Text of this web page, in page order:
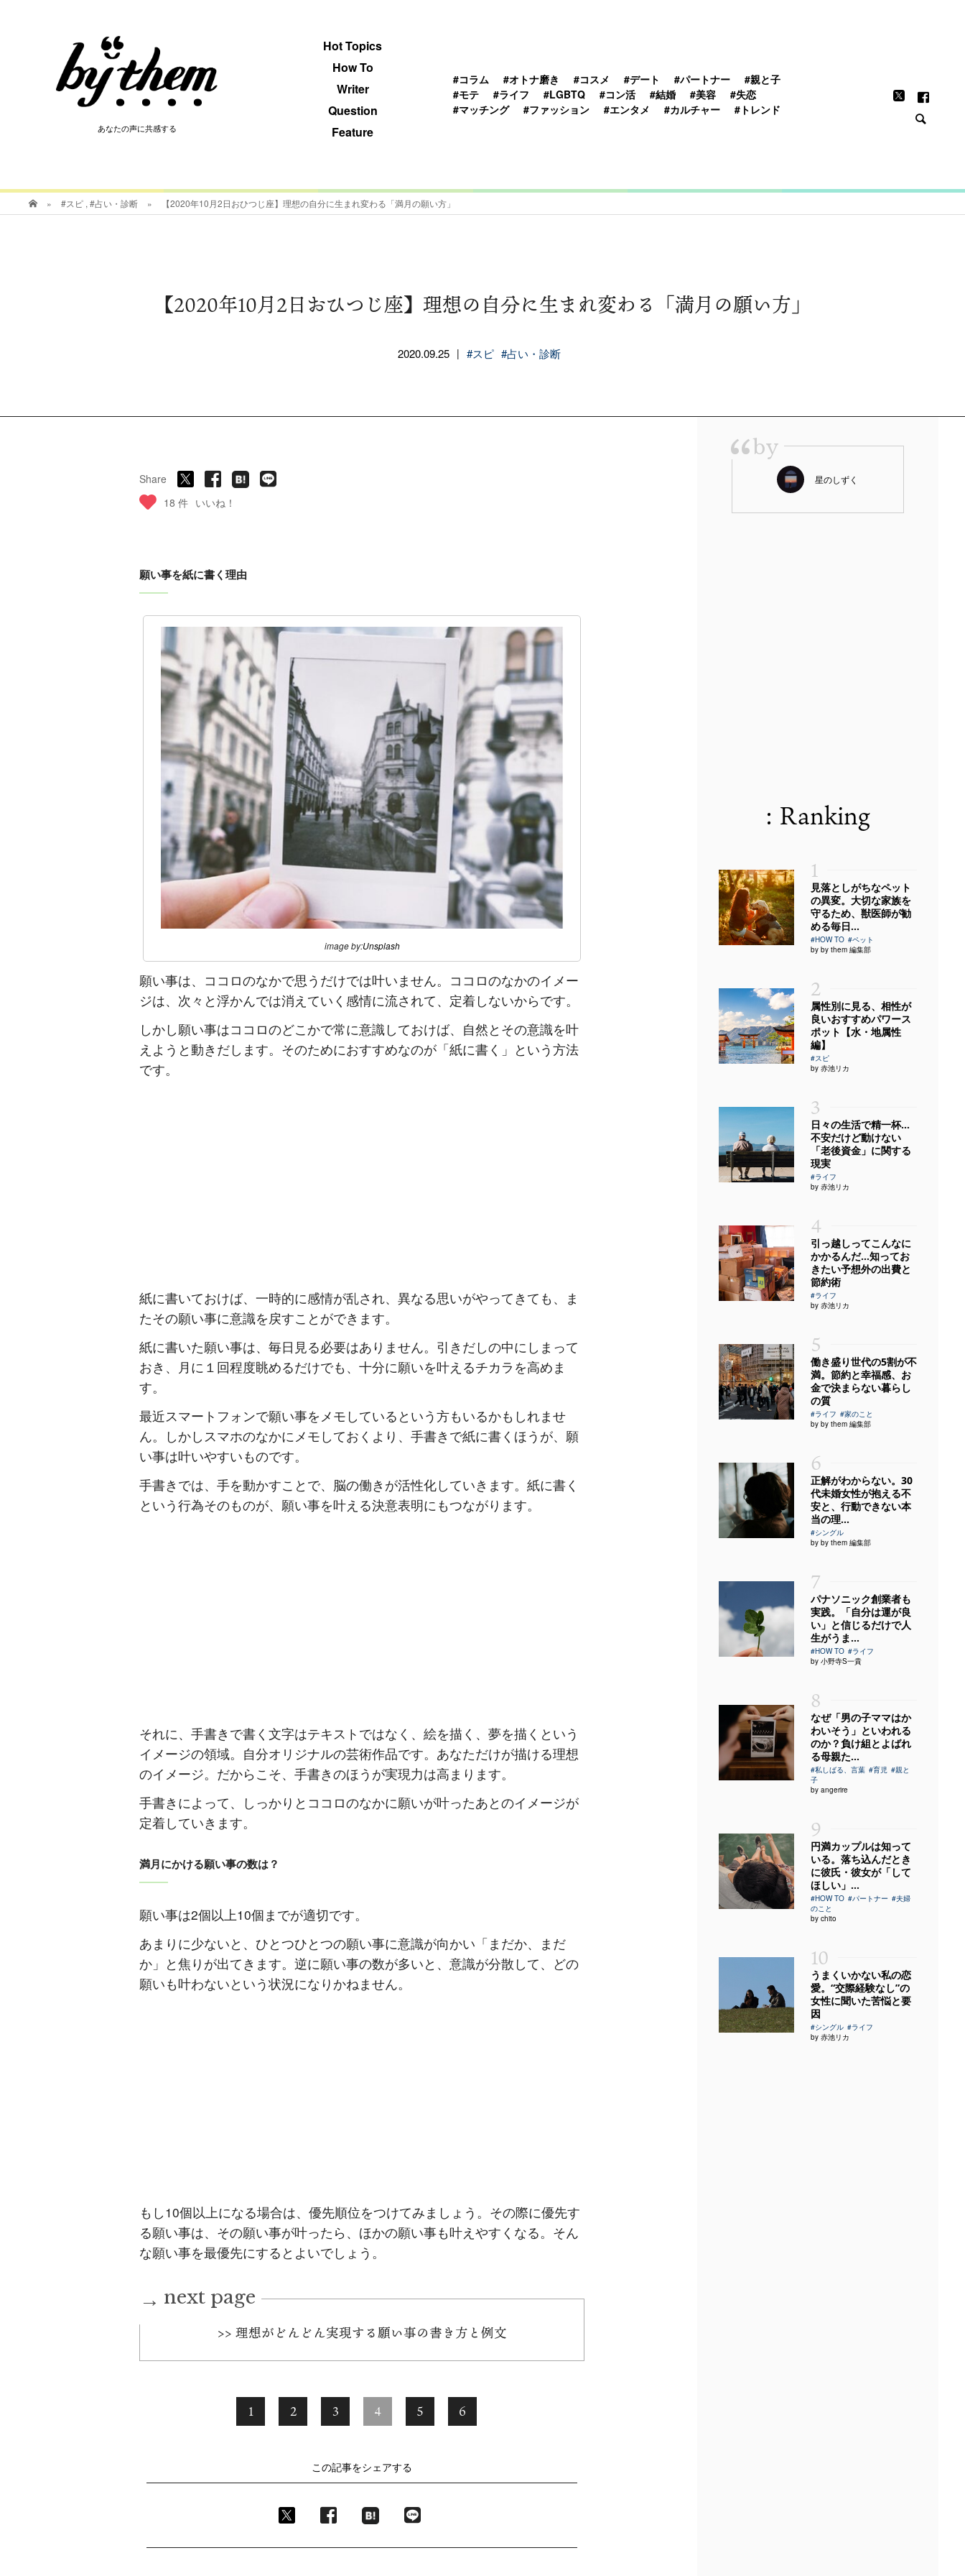
あなたの声に共感する
Hot Topics
How To
Writer
Question
Feature
#コラム #オトナ磨き #コスメ #デート #パートナー
#親と子
#モテ
#ライフ #LGBTQ #コン活 #結婚 #美容
#失恋
#マッチング
#ファッション #エンタメ #カルチャー #トレンド
あなたの声に共感する
» #スピ , #占い・診断 » 【2020年10月2日おひつじ座】理想の自分に生まれ変わる「満月の願い方」
【2020年10月2日おひつじ座】理想の自分に生まれ変わる「満月の願い方」
2020.09.25 | #スピ #占い・診断
Share
18 件 いいね！
願い事を紙に書く理由
image by:Unsplash
願い事は、ココロのなかで思うだけでは叶いません。ココロのなかのイメー
ジは、次々と浮かんでは消えていく感情に流されて、定着しないからです。
しかし願い事はココロのどこかで常に意識しておけば、自然とその意識を叶
えようと動きだします。そのためにおすすめなのが「紙に書く」という方法
です。
紙に書いておけば、一時的に感情が乱され、異なる思いがやってきても、ま
たその願い事に意識を戻すことができます。
紙に書いた願い事は、毎日見る必要はありません。引きだしの中にしまって
おき、月に１回程度眺めるだけでも、十分に願いを叶えるチカラを高めま
す。
最近スマートフォンで願い事をメモしているという方もいるかもしれませ
ん。しかしスマホのなかにメモしておくより、手書きで紙に書くほうが、願
い事は叶いやすいものです。
手書きでは、手を動かすことで、脳の働きが活性化していきます。紙に書く
という行為そのものが、願い事を叶える決意表明にもつながります。
それに、手書きで書く文字はテキストではなく、絵を描く、夢を描くという
イメージの領域。自分オリジナルの芸術作品です。あなただけが描ける理想
のイメージ。だからこそ、手書きのほうが実現力は高まります。
手書きによって、しっかりとココロのなかに願いが叶ったあとのイメージが
定着していきます。
満月にかける願い事の数は？
願い事は2個以上10個までが適切です。
あまりに少ないと、ひとつひとつの願い事に意識が向かい「まだか、まだ
か」と焦りが出てきます。逆に願い事の数が多いと、意識が分散して、どの
願いも叶わないという状況になりかねません。
もし10個以上になる場合は、優先順位をつけてみましょう。その際に優先す
る願い事は、その願い事が叶ったら、ほかの願い事も叶えやすくなる。そん
な願い事を最優先にするとよいでしょう。
→ next page
>> 理想がどんどん実現する願い事の書き方と例文
1 2 3 4 5 6
この記事をシェアする
“by
星のしずく
: Ranking
1
見落としがちなペット
の異変。大切な家族を
守るため、獣医師が勧
める毎日...
#HOW TO #ペット
by by them 編集部
2
属性別に見る、相性が
良いおすすめパワース
ポット【水・地属性
編】
#スピ
by 赤池リカ
3
日々の生活で精一杯…
不安だけど動けない
「老後資金」に関する
現実
#ライフ
by 赤池リカ
4
引っ越しってこんなに
かかるんだ…知ってお
きたい予想外の出費と
節約術
#ライフ
by 赤池リカ
5
働き盛り世代の5割が不
満。節約と幸福感、お
金で決まらない暮らし
の質
#ライフ #家のこと
by by them 編集部
6
正解がわからない。30
代未婚女性が抱える不
安と、行動できない本
当の理...
#シングル
by by them 編集部
7
パナソニック創業者も
実践。「自分は運が良
い」と信じるだけで人
生がうま...
#HOW TO #ライフ
by 小野寺S一貴
8
なぜ「男の子ママはか
わいそう」といわれる
のか？負け組とよばれ
る母親た...
#私しばる、言葉 #育児 #親と
子
by angerire
9
円満カップルは知って
いる。落ち込んだとき
に彼氏・彼女が「して
ほしい」...
#HOW TO #パートナー #夫婦
のこと
by chito
10
うまくいかない私の恋
愛。“交際経験なし”の
女性に聞いた苦悩と要
因
#シングル #ライフ
by 赤池リカ